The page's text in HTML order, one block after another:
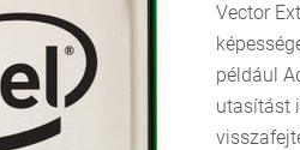
Vector
például
utasítást